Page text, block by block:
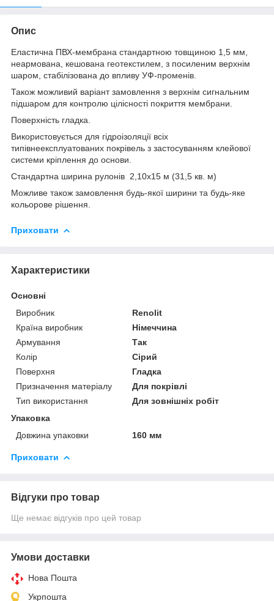
Опис
Еластична ПВХ-мембрана стандартною товщиною 1,5 мм,
неармована, кешована геотекстилем, з посиленим верхнім
шаром, стабілізована до впливу УФ-променів.
Також можливий варіант замовлення з верхнім сигнальним
підшаром для контролю цілісності покриття мембрани.
Поверхність гладка.
Використовується для гідроізоляції всіх
типівнеексплуатованих покрівель з застосуванням клейової
системи кріплення до основи.
Стандартна ширина рулонів 2,10х15 м (31,5 кв. м)
Можливе також замовлення будь-якої ширини та будь-яке
кольорове рішення.
Приховати
Характеристики
Основні
Виробник
Renolit
Країна виробник
Німеччина
Армування
Так
Колір
Сірий
Поверхня
Гладка
Призначення матеріалу
Для покрівлі
Тип використання
Для зовнішніх робіт
Упаковка
Довжина упаковки
160 мм
Приховати
Відгуки про товар
Ще немає відгуків про цей товар
Умови доставки
Нова Пошта
Укрпошта